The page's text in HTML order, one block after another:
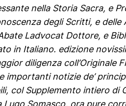
nella Storia Sacra, e
degli Scritti, e
Ladvocat Dottore, e
in Italiano. edizione
diligenza coll’Originale
importanti notizie de’
col Supplemento intiero di
Lugo Somasco, ora pure